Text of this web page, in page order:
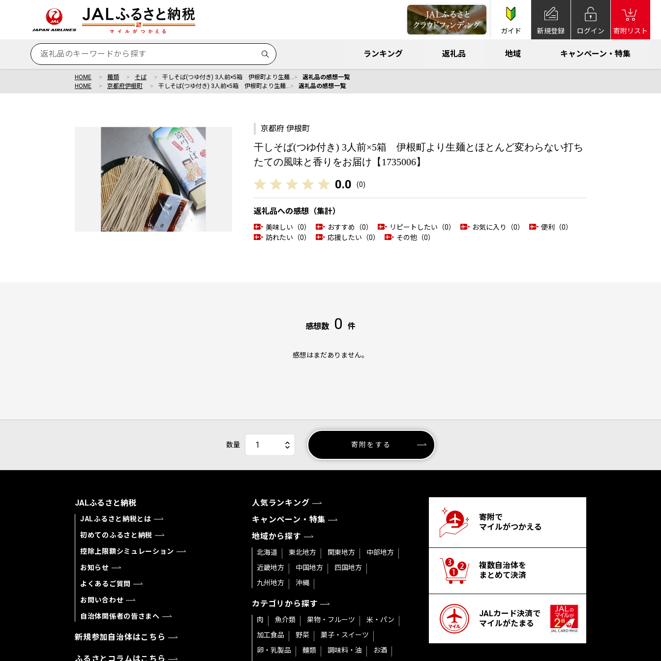
ガイド 新規登録 ログイン 寄附リスト
ランキング 返礼品 地域 キャンペーン・特集
HOME 麺類 そば 干しそば(つゆ付き) 3人前×5箱 伊根町より生麺…
返礼品の感想一覧
HOME
京都府伊根町 干しそば(つゆ付き) 3人前×5箱 伊根町より生麺… 返礼品の感想一覧
京都府 伊根町
干しそば(つゆ付き) 3人前×5箱 伊根町より生麺とほとんど変わらない打ち
たての風味と香りをお届け【1735006】
0.0 (0)
返礼品への感想（集計）
美味しい（0） おすすめ（0） リピートしたい（0） お気に入り（0）
便利（0）
訪れたい（0）
応援したい（0） その他（0）
感想数 0 件
感想はまだありません。
数量 寄附をする
JALふるさと納税
JALふるさと納税とは
初めてのふるさと納税
控除上限額シミュレーション
お知らせ
よくあるご質問
お問い合わせ
自治体関係者の皆さまへ
新規参加自治体はこちら
ふるさとコラムはこちら
人気ランキング
キャンペーン・特集
地域から探す
北海道 東北地方 関東地方
中部地方
近畿地方
中国地方
四国地方
九州地方
沖縄
カテゴリから探す
肉 魚介類 果物・フルーツ
米・パン
加工食品
野菜
菓子・スイーツ
卵・乳製品
麺類 調味料・油 お酒
寄附で
マイルがつかえる
複数自治体を
まとめて決済
JALカード決済で
マイルがたまる